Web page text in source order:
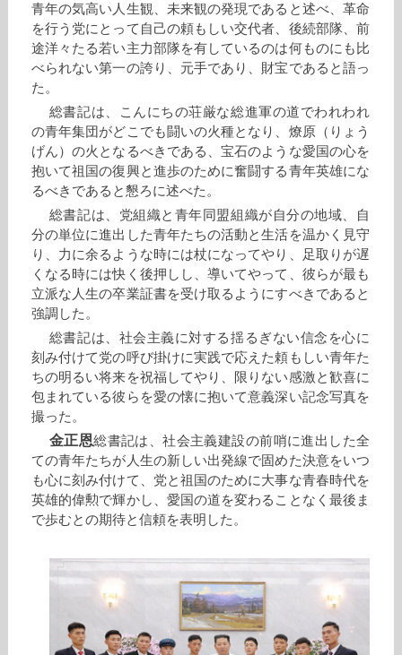
青年の気高い人生観、未来観の発現であると述べ、革命
を行う党にとって自己の頼もしい交代者、後続部隊、前
途洋々たる若い主力部隊を有しているのは何ものにも比
べられない第一の誇り、元手であり、財宝であると語っ
た。
総書記は、こんにちの荘厳な総進軍の道でわれわれ
の青年集団がどこでも闘いの火種となり、燎原（りょう
げん）の火となるべきである、宝石のような愛国の心を
抱いて祖国の復興と進歩のために奮闘する青年英雄にな
るべきであると懇ろに述べた。
総書記は、党組織と青年同盟組織が自分の地域、自
分の単位に進出した青年たちの活動と生活を温かく見守
り、力に余るような時には杖になってやり、足取りが遅
くなる時には快く後押しし、導いてやって、彼らが最も
立派な人生の卒業証書を受け取るようにすべきであると
強調した。
総書記は、社会主義に対する揺るぎない信念を心に
刻み付けて党の呼び掛けに実践で応えた頼もしい青年た
ちの明るい将来を祝福してやり、限りない感激と歓喜に
包まれている彼らを愛の懐に抱いて意義深い記念写真を
撮った。
金正恩総書記は、社会主義建設の前哨に進出した全
ての青年たちが人生の新しい出発線で固めた決意をいつ
も心に刻み付けて、党と祖国のために大事な青春時代を
英雄的偉勲で輝かし、愛国の道を変わることなく最後ま
で歩むとの期待と信頼を表明した。